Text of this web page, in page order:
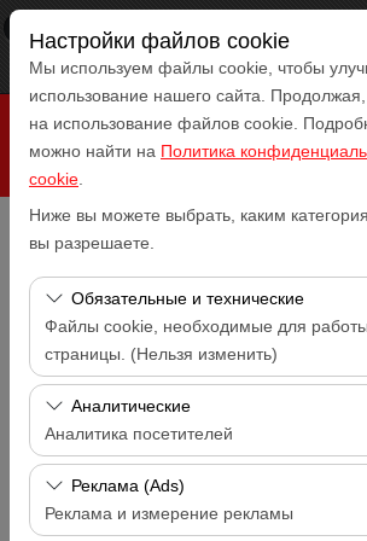
× RepeatCar
www.repeatcar.com
Бесплатно - In Google Play
Настройки файлов cookie
Мы используем файлы cookie, чтобы
использование нашего сайта.
на использование файлов cookie.
можно найти на Политика
cookie
Ниже вы можете выбрать, каким
вы разрешаете.
Обязательные и технические
Файлы cookie, необходимые для работы
страницы. (Нельзя изменить)
Эти файлы cookie необходимы для
работы сайта, безопасности,
базовых функций. Их нельзя отключить.
Аналитические
Аналитика посетителей
Эти файлы cookie позволяют нам
используется наш сайт (количество
самые посещаемые страницы,
Реклама (Ads)
Реклама и измерение рекламы
домашняя страница Долгосрочная
Долгосрочная
автомобиля